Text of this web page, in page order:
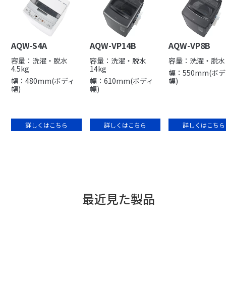
AQW-S4A
容量：洗濯・脱水
4.5kg
幅：480mm(ボディ
幅)
詳しくはこちら
AQW-VP14B
容量：洗濯・脱水
14kg
幅：610mm(ボディ
幅)
詳しくはこちら
AQW-VP8B
容量：洗濯・脱
幅：550mm(ボ
幅)
詳しくはこちら
最近見た製品